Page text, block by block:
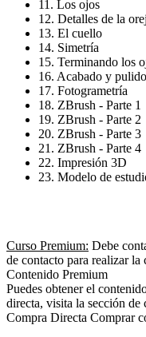
11. Los ojos
12. Detalles de la
13. El cuello
14. Simetría
15. Terminando los
16. Acabado y pulido
17. Fotogrametría
18. ZBrush - Parte 1
19. ZBrush - Parte 2
20. ZBrush - Parte 3
21. ZBrush - Parte 4
22. Impresión 3D
23. Modelo de
Curso Premium: Debe
de contacto para realizar la
Contenido Premium
Puedes obtener el
directa, visita la sección de
Compra Directa Comprar